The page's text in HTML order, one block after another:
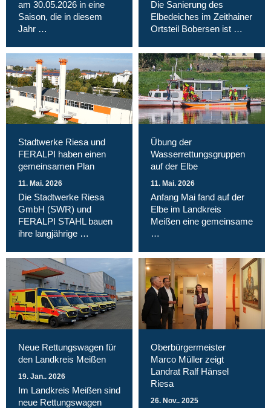
am 30.05.2026 in eine
Saison, die in diesem
Jahr …
Die Sanierung des
Elbedeiches im Zeithainer
Ortsteil Bobersen ist …
Stadtwerke Riesa und
FERALPI haben einen
gemeinsamen Plan
11. Mai. 2026
Die Stadtwerke Riesa
GmbH (SWR) und
FERALPI STAHL bauen
ihre langjährige …
Übung der
Wasserrettungsgruppen
auf der Elbe
11. Mai. 2026
Anfang Mai fand auf der
Elbe im Landkreis
Meißen eine gemeinsame
…
Neue Rettungswagen für
den Landkreis Meißen
19. Jan.. 2026
Im Landkreis Meißen sind
neue Rettungswagen
Oberbürgermeister
Marco Müller zeigt
Landrat Ralf Hänsel
Riesa
26. Nov.. 2025